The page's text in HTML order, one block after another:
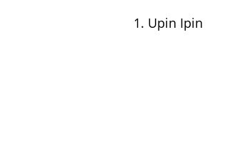
1. Upin Ipin